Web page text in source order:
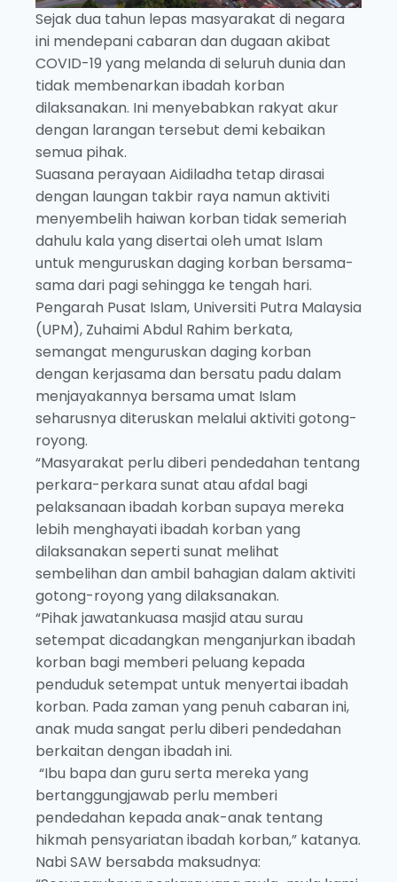
Sejak dua tahun lepas masyarakat di negara
ini mendepani cabaran dan dugaan akibat
COVID-19 yang melanda di seluruh dunia dan
tidak membenarkan ibadah korban
dilaksanakan. Ini menyebabkan rakyat akur
dengan larangan tersebut demi kebaikan
semua pihak.
Suasana perayaan Aidiladha tetap dirasai
dengan laungan takbir raya namun aktiviti
menyembelih haiwan korban tidak semeriah
dahulu kala yang disertai oleh umat Islam
untuk menguruskan daging korban bersama-
sama dari pagi sehingga ke tengah hari.
Pengarah Pusat Islam, Universiti Putra Malaysia
(UPM), Zuhaimi Abdul Rahim berkata,
semangat menguruskan daging korban
dengan kerjasama dan bersatu padu dalam
menjayakannya bersama umat Islam
seharusnya diteruskan melalui aktiviti gotong-
royong.
“Masyarakat perlu diberi pendedahan tentang
perkara-perkara sunat atau afdal bagi
pelaksanaan ibadah korban supaya mereka
lebih menghayati ibadah korban yang
dilaksanakan seperti sunat melihat
sembelihan dan ambil bahagian dalam aktiviti
gotong-royong yang dilaksanakan.
“Pihak jawatankuasa masjid atau surau
setempat dicadangkan menganjurkan ibadah
korban bagi memberi peluang kepada
penduduk setempat untuk menyertai ibadah
korban. Pada zaman yang penuh cabaran ini,
anak muda sangat perlu diberi pendedahan
berkaitan dengan ibadah ini.
“Ibu bapa dan guru serta mereka yang
bertanggungjawab perlu memberi
pendedahan kepada anak-anak tentang
hikmah pensyariatan ibadah korban,” katanya.
Nabi SAW bersabda maksudnya: